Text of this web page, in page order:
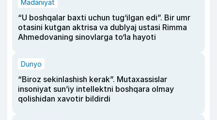
Madaniyat
“U boshqalar baxti uchun tug‘ilgan edi”. Bir umr
otasini kutgan aktrisa va dublyaj ustasi Rimma
Ahmedovaning sinovlarga to‘la hayoti
Dunyo
“Biroz sekinlashish kerak”. Mutaxassislar
insoniyat sun’iy intellektni boshqara olmay
qolishidan xavotir bildirdi